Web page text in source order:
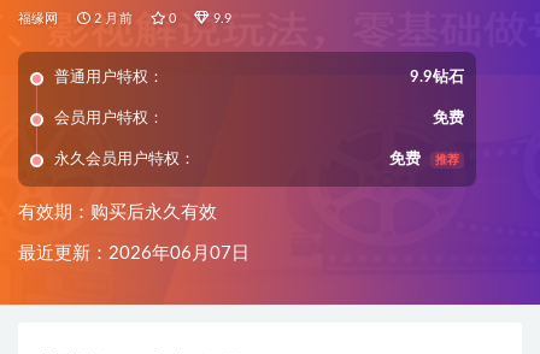
福缘网 2 月前 0 9.9
普通用户特权： 9.9钻石
会员用户特权： 免费
永久会员用户特权： 免费 推荐
有效期：购买后永久有效
最近更新：2026年06月07日